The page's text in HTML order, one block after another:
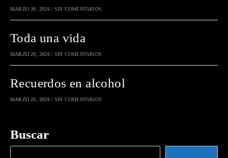
MARZO 30, 2026 / SIN COMENTARIOS
Toda una vida
MARZO 29, 2026 / SIN COMENTARIOS
Recuerdos en alcohol
MARZO 29, 2026 / SIN COMENTARIOS
Buscar